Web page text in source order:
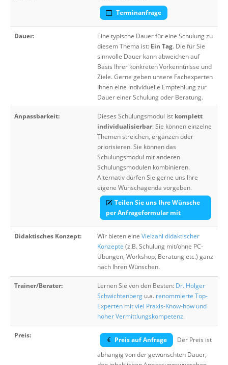
Terminanfrage
Dauer:
Eine typische Dauer für eine Schulung zu
diesem Thema ist: Ein Tag. Die für Sie
sinnvolle Dauer kann abweichen auf
Basis Ihrer konkreten Vorkenntnisse und
Ziele. Gerne geben unsere Fachexperten
Ihnen eine individuelle Empfehlung zur
Dauer einer Schulung oder Beratung.
Anpassbarkeit: Dieses Schulungsmodul ist komplett
individualisierbar: Sie können einzelne
Themen streichen, ergänzen oder
priorisieren. Sie können das
Schulungsmodul mit anderen
Schulungsmodulen kombinieren.
Alternativ dürfen Sie gerne uns Ihre
eigene Wunschagenda vorgeben.
Teilen Sie uns Ihre Wünsche
per Anfrageformular mit
Didaktisches Konzept: Wir bieten eine Vielzahl didaktischer
Konzepte (z.B. Schulung mit/ohne PC-
Übungen, Workshop, Beratung etc.) ganz
nach Ihren Wünschen.
Trainer/Berater: Lernen Sie von den Besten: Dr. Holger
Schwichtenberg u.a. renommierte Top-
Experten mit viel Praxis-Know-how und
hoher Vermittlungskompetenz.
Preis:
Preis auf Anfrage
Der Preis ist
abhängig von der gewünschten Dauer,